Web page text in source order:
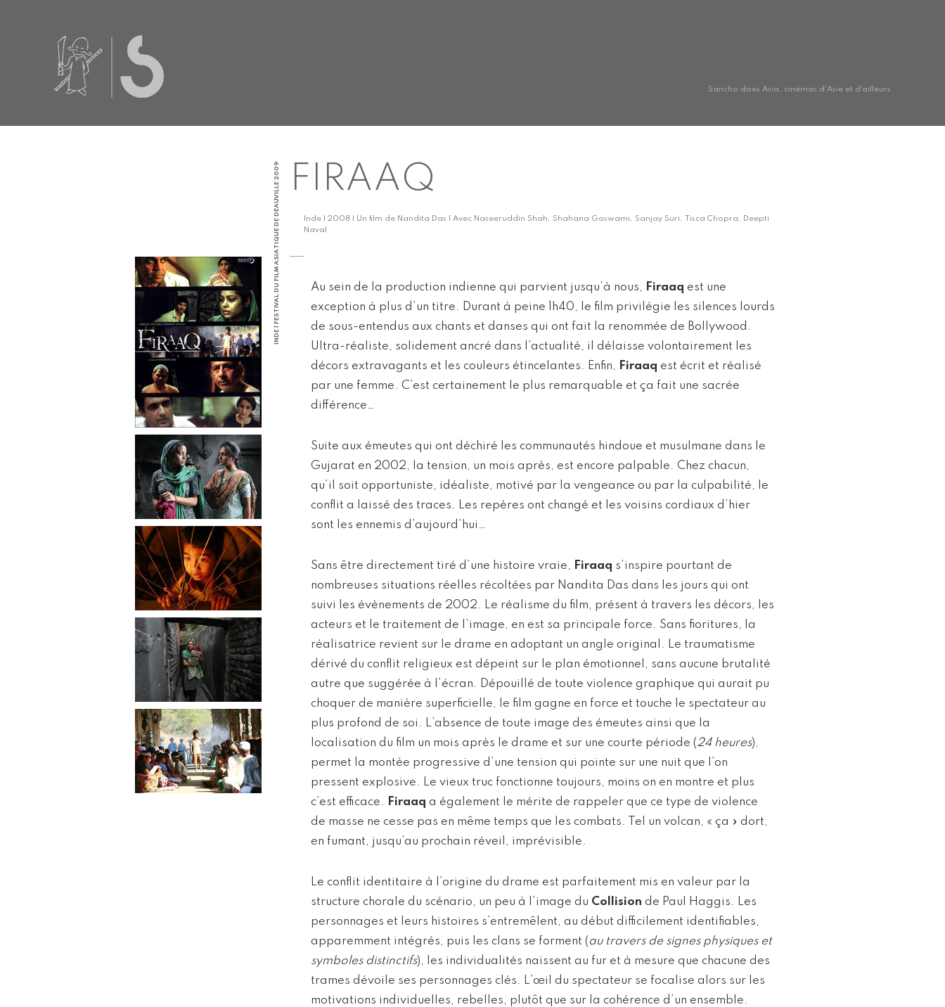
Sancho does Asia, cinémas d'Asie et d'ailleurs
INDE | FESTIVAL DU FILM ASIATIQUE DE DEAUVILLE 2009 FIRAAQ
Inde | 2008 | Un film de Nandita Das | Avec Naseeruddin Shah, Shahana Goswami, Sanjay Suri, Tisca Chopra, Deepti
Naval
Au sein de la production indienne qui parvient jusqu’à nous, Firaaq est une
exception à plus d’un titre. Durant à peine 1h40, le film privilégie les silences lourds
de sous-entendus aux chants et danses qui ont fait la renommée de Bollywood.
Ultra-réaliste, solidement ancré dans l’actualité, il délaisse volontairement les
décors extravagants et les couleurs étincelantes. Enfin, Firaaq est écrit et réalisé
par une femme. C’est certainement le plus remarquable et ça fait une sacrée
différence…
Suite aux émeutes qui ont déchiré les communautés hindoue et musulmane dans le
Gujarat en 2002, la tension, un mois après, est encore palpable. Chez chacun,
qu’il soit opportuniste, idéaliste, motivé par la vengeance ou par la culpabilité, le
conflit a laissé des traces. Les repères ont changé et les voisins cordiaux d’hier
sont les ennemis d’aujourd’hui…
Sans être directement tiré d’une histoire vraie, Firaaq s’inspire pourtant de
nombreuses situations réelles récoltées par Nandita Das dans les jours qui ont
suivi les évènements de 2002. Le réalisme du film, présent à travers les décors, les
acteurs et le traitement de l’image, en est sa principale force. Sans fioritures, la
réalisatrice revient sur le drame en adoptant un angle original. Le traumatisme
dérivé du conflit religieux est dépeint sur le plan émotionnel, sans aucune brutalité
autre que suggérée à l’écran. Dépouillé de toute violence graphique qui aurait pu
choquer de manière superficielle, le film gagne en force et touche le spectateur au
plus profond de soi. L’absence de toute image des émeutes ainsi que la
localisation du film un mois après le drame et sur une courte période (24 heures),
permet la montée progressive d’une tension qui pointe sur une nuit que l’on
pressent explosive. Le vieux truc fonctionne toujours, moins on en montre et plus
c’est efficace. Firaaq a également le mérite de rappeler que ce type de violence
de masse ne cesse pas en même temps que les combats. Tel un volcan, « ça » dort,
en fumant, jusqu’au prochain réveil, imprévisible.
Le conflit identitaire à l’origine du drame est parfaitement mis en valeur par la
structure chorale du scénario, un peu à l’image du Collision de Paul Haggis. Les
personnages et leurs histoires s’entremêlent, au début difficilement identifiables,
apparemment intégrés, puis les clans se forment (au travers de signes physiques et
symboles distinctifs), les individualités naissent au fur et à mesure que chacune des
trames dévoile ses personnages clés. L’œil du spectateur se focalise alors sur les
motivations individuelles, rebelles, plutôt que sur la cohérence d’un ensemble.